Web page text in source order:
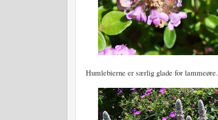
Humlebierne er særlig glade for lammeøre.